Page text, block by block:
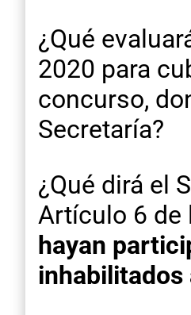
¿Qué
2020 para
concurso,
Secretaría?
¿Qué dirá el
Artículo 6 de
hayan
inhabilitados